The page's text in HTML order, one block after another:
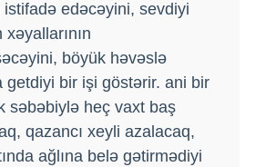
edəcəyini, sevdiyi
xəyallarının
böyük həvəslə
getdiyi bir işi göstərir. ani bir
səbəbiylə heç vaxt baş
qazancı xeyli azalacaq,
ağlına belə gətirmədiyi